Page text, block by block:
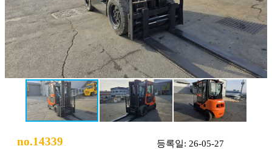
no.14339 등록일: 26-05-27